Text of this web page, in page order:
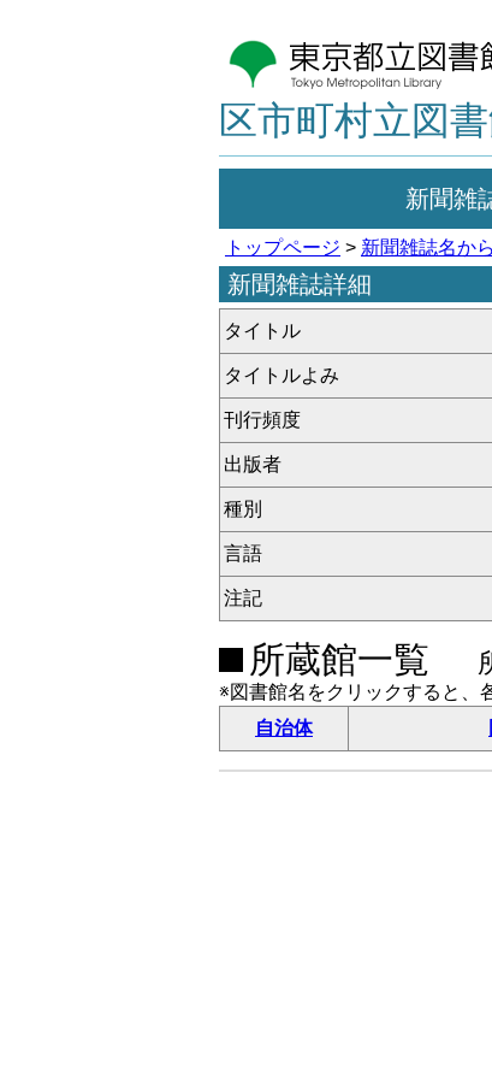
区市町村立図
新聞雑
トップページ > 新聞雑誌名か
新聞雑誌詳細
タイトル
タイトルよみ
刊行頻度
出版者
種別
言語
注記
所蔵館一覧
※図書館名をクリックすると、
自治体